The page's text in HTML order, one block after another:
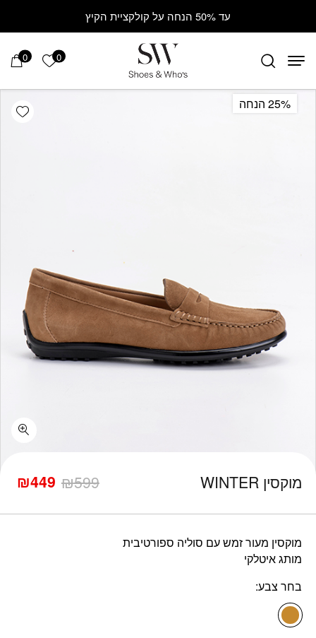
עד 50% הנחה על קולקציית הקיץ
0 הרשימה
0
מוקסין WINTER ₪599
המחיר
המקורי
₪449 המחיר
הנוכחי
מוקסין מעור זמש עם סוליה ספורטיבית
מותג איטלקי
בחר צבע
25% הנחה